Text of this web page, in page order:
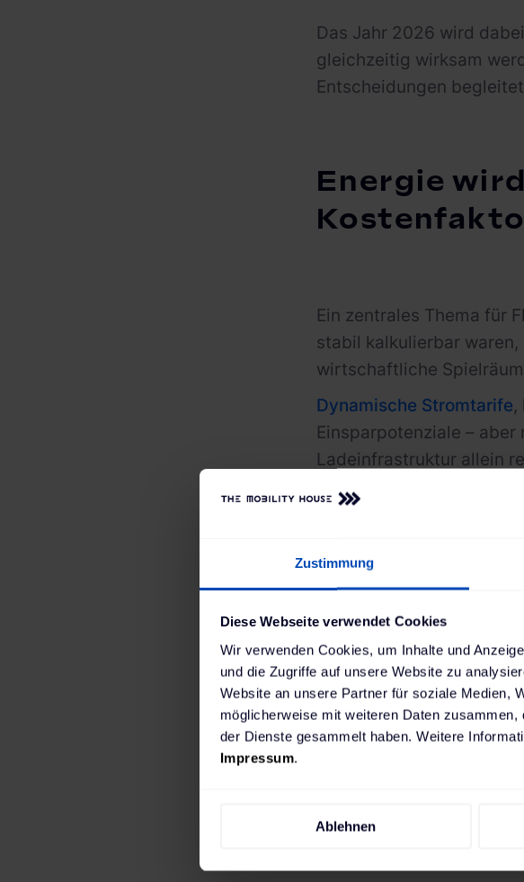
Zustimmung
Diese Webseite verwendet Cookies
Wir verwenden Cookies, um Inhalte und
und die Zugriffe auf unsere Website zu
Website an unsere Partner für soziale Medien,
möglicherweise mit weiteren Daten
der Dienste gesammelt haben. Weitere
Impressum.
Ablehnen
Das Jahr 2026 wird
gleichzeitig wirksam
Entscheidungen
Energie
Ein zentrales Thema für
stabil kalkulierbar
wirtschaftliche
Dynamische Stromtarife,
Einsparpotenziale –
Ladeinfrastruktur allein
Ladeprozessen im
Wer diese
In unserem
Themen,
Jetzt